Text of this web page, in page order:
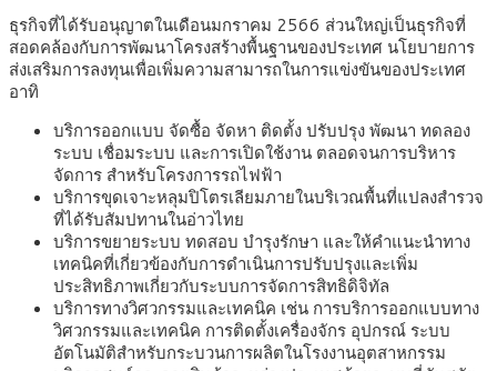
ธุรกิจที่ได้รับอนุญาตในเดือนมกราคม 2566 ส่วนใหญ่เป็นธุรกิจที่
สอดคล้องกับการพัฒนาโครงสร้างพื้นฐานของประเทศ นโยบายการ
ส่งเสริมการลงทุนเพื่อเพิ่มความสามารถในการแข่งขันของประเทศ
อาทิ
บริการออกแบบ จัดซื้อ จัดหา ติดตั้ง ปรับปรุง พัฒนา ทดลอง
ระบบ เชื่อมระบบ และการเปิดใช้งาน ตลอดจนการบริหาร
จัดการ สำหรับโครงการรถไฟฟ้า
บริการขุดเจาะหลุมปิโตรเลียมภายในบริเวณพื้นที่แปลงสำรวจ
ที่ได้รับสัมปทานในอ่าวไทย
บริการขยายระบบ ทดสอบ บำรุงรักษา และให้คำแนะนำทาง
เทคนิคที่เกี่ยวข้องกับการดำเนินการปรับปรุงและเพิ่ม
ประสิทธิภาพเกี่ยวกับระบบการจัดการสิทธิดิจิทัล
บริการทางวิศวกรรมและเทคนิค เช่น การบริการออกแบบทาง
วิศวกรรมและเทคนิค การติดตั้งเครื่องจักร อุปกรณ์ ระบบ
อัตโนมัติสำหรับกระบวนการผลิตในโรงงานอุตสาหกรรม